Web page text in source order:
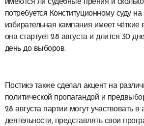
имеются ли судебные прения и
потребуется Конституционному суду
избирательная кампания имеет
она стартует 28 августа и длится 30
день до выборов.
Постикэ также сделал акцент на
политической пропагандой и
28 августа партии могут участвовать в
деятельности, представлять свои